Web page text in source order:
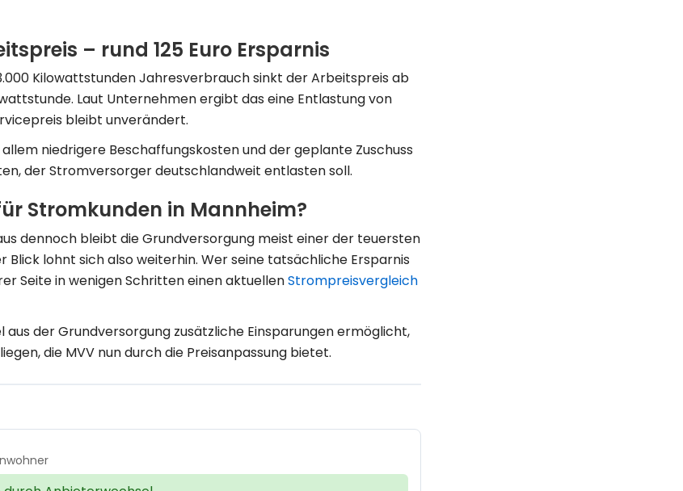
– rund 125 Euro Ersparnis
Kilowattstunden Jahresverbrauch sinkt der Arbeitspreis ab
Laut Unternehmen ergibt das eine Entlastung von
bleibt unverändert.
niedrigere Beschaffungskosten und der geplante Zuschuss
der Stromversorger deutschlandweit entlasten soll.
Stromkunden in Mannheim?
dennoch bleibt die Grundversorgung meist einer der teuersten
Blick lohnt sich also weiterhin. Wer seine tatsächliche Ersparnis
Seite in wenigen Schritten einen aktuellenStrompreisvergleich
aus der Grundversorgung zusätzliche Einsparungen ermöglicht,
die MVV nun durch die Preisanpassung bietet.